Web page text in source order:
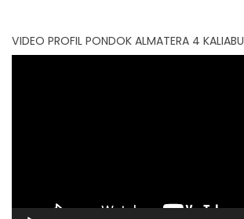
VIDEO PROFIL PONDOK ALMATERA 4 KALIABU